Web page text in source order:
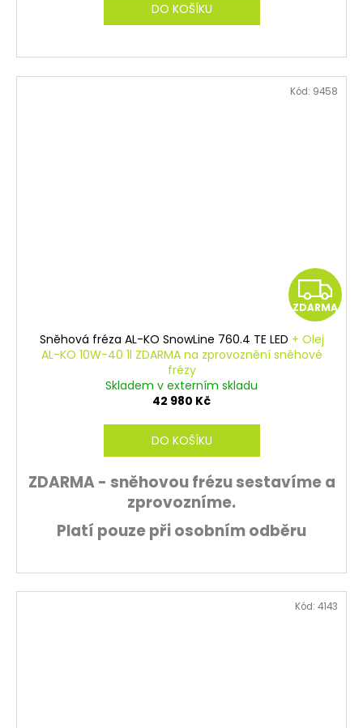
DO KOŠÍKU
Z
D
ZDARMA
Sněhová fréza AL-KO SnowLine 760.4 TE LED + Olej
AL-KO 10W-40 1l ZDARMA na zprovoznění sněhové
frézy
Skladem v externím skladu
42 980 Kč
DO KOŠÍKU
ZDARMA - sněhovou frézu sestavíme a
zprovozníme.
Platí pouze při osobním odběru
Kód: 9458
Kód: 4143